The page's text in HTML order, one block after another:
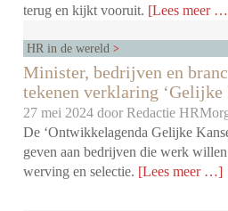
terug en kijkt vooruit. [Lees meer
HR in de wereld
Minister, bedrijven en
tekenen verklaring ‘Gelijke
27 mei 2024 doorRedactie
De ‘Ontwikkelagenda Gelijke
geven aan bedrijven die werk
werving en selectie. [Lees meer …]